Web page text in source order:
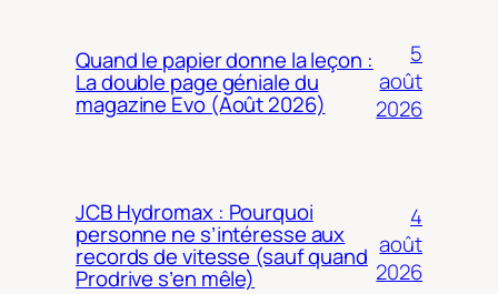
Quand le papier donne la leçon :
La double page géniale du
magazine Evo (Août 2026)
5
août
2026
JCB Hydromax : Pourquoi
personne ne s’intéresse aux
records de vitesse (sauf quand
Prodrive s’en mêle)
4
août
2026